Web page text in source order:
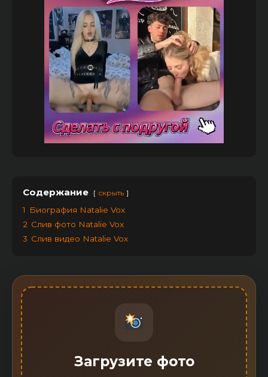
Содержание скрыть
1
Биография Natalie Vox
2 Слив фото Natalie Vox
3 Слив видео Natalie Vox
Загрузите фото